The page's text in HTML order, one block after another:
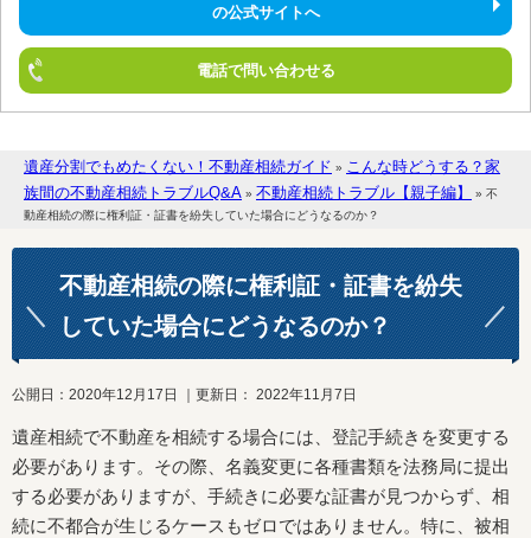
の公式サイトへ
電話で問い合わせる
遺産分割でもめたくない！不動産相続ガイド »
こんな時どうする？家
族間の不動産相続トラブルQ&A » 不動産相続トラブル【親子編】 » 不
動産相続の際に権利証・証書を紛失していた場合にどうなるのか？
不動産相続の際に権利証・証書を紛失
していた場合にどうなるのか？
公開日： 2020年12月17日 ｜更新日： 2022年11月7日
遺産相続で不動産を相続する場合には、登記手続きを変更する
必要があります。その際、名義変更に各種書類を法務局に提出
する必要がありますが、手続きに必要な証書が見つからず、相
続に不都合が生じるケースもゼロではありません。特に、被相